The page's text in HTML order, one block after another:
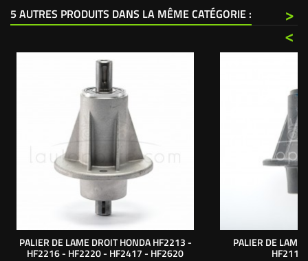
5 AUTRES PRODUITS DANS LA MÊME CATÉGORIE :
>
<
PALIER DE LAME DROIT HONDA HF2213 -
HF2216 - HF2220 - HF2417 - HF2620
PALIER DE LAME
HF2113